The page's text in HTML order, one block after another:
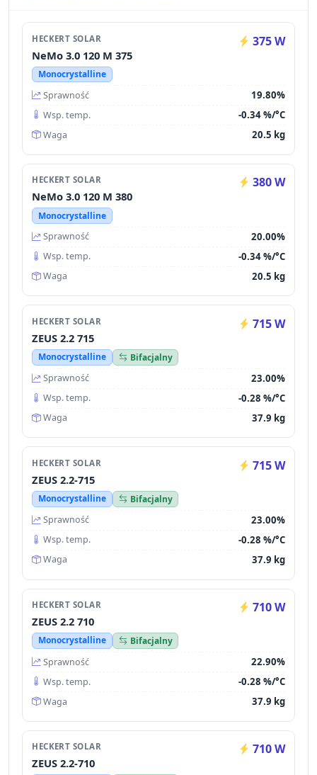
HECKERT SOLAR 375 W
NeMo 3.0 120 M 375
Monocrystalline
Sprawność
19.80%
Wsp. temp. -0.34 %/°C
Waga 20.5 kg
HECKERT SOLAR 380 W
NeMo 3.0 120 M 380
Monocrystalline
Sprawność
20.00%
Wsp. temp. -0.34 %/°C
Waga 20.5 kg
HECKERT SOLAR 715 W
ZEUS 2.2 715
Monocrystalline
Bifacjalny
Sprawność
23.00%
Wsp. temp. -0.28 %/°C
Waga 37.9 kg
HECKERT SOLAR 715 W
ZEUS 2.2-715
Monocrystalline
Bifacjalny
Sprawność
23.00%
Wsp. temp. -0.28 %/°C
Waga 37.9 kg
HECKERT SOLAR 710 W
ZEUS 2.2 710
Monocrystalline
Bifacjalny
Sprawność
22.90%
Wsp. temp. -0.28 %/°C
Waga 37.9 kg
HECKERT SOLAR 710 W
ZEUS 2.2-710